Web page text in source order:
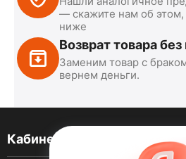
— скажите нам об этом,
ниже
Возврат товара
Заменим товар с
вернем деньги.
Кабинет покупателя